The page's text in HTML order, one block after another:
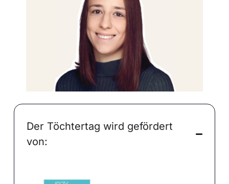
Der Töchtertag wird gefördert
von: